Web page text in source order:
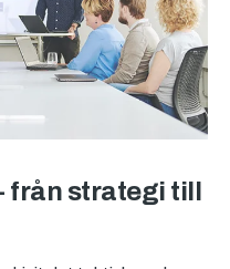
från strategi till